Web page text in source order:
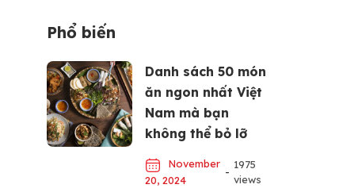
Phổ biến
Danh sách 50 món
ăn ngon nhất Việt
Nam mà bạn
không thể bỏ lỡ
November
20, 2024
-
1975
views